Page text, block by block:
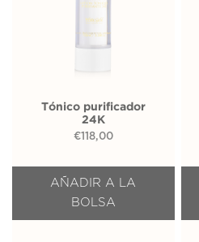
Tónico purificador
24K
€118,00
AÑADIR A LA
BOLSA